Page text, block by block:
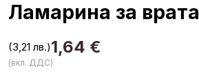
Ламарина за врата
1,64 €
(3,21 лв.)
(вкл. ДДС)